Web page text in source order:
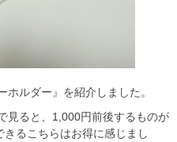
ルダー』を紹介しました。
見ると、1,000円前後するものが
るこちらはお得に感じまし